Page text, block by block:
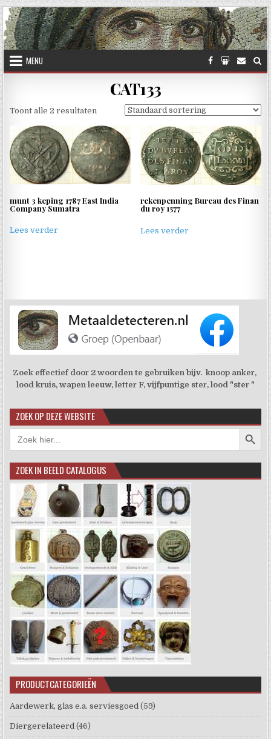
Skip to content
MENU
CAT133
Toont alle 2 resultaten
munt 3 keping 1787 East India
Company Sumatra
Lees verder
rekenpenning Bureau des Finan
du roy 1577
Lees verder
Zoek effectief door 2 woorden te gebruiken bijv. knoop anker,
lood kruis, wapen leeuw, letter F, vijfpuntige ster, lood "ster "
ZOEK OP DEZE WEBSITE
Zoek
naar:
ZOEK IN BEELD CATALOGUS
PRODUCTCATEGORIEËN
Aardewerk, glas e.a. serviesgoed (59)
Diergerelateerd (46)